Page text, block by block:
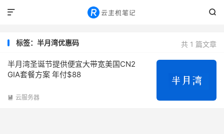


共 1 篇文章
标签：半月湾优惠码
半月湾圣诞节提供便宜大带宽美国CN2
GIA套餐方案 年付$88
 云服务器